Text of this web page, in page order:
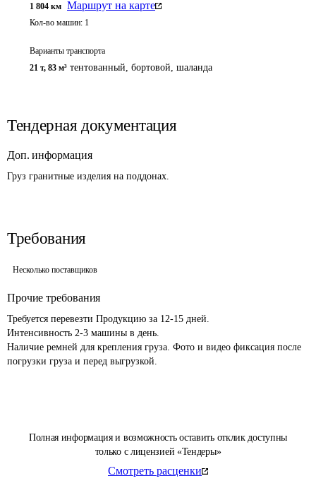
Полная информация и возможность оставить отклик доступны
только с лицензией «Тендеры»
Смотреть расценки
1 804 км Маршрут на карте
Кол-во машин: 1
Варианты транспорта
21 т, 83 м³ тентованный, бортовой, шаланда
Тендерная документация
Доп. информация
Груз гранитные изделия на поддонах.
Требования
Несколько поставщиков
Прочие требования
Требуется перевезти Продукцию за 12-15 дней.
Интенсивность 2-3 машины в день.
Наличие ремней для крепления груза. Фото и видео фиксация после